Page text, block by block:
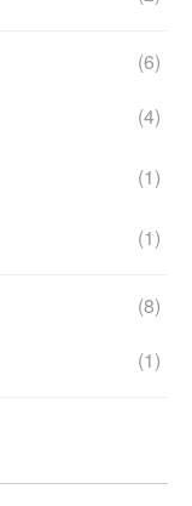
(6)
(4)
(1)
(1)
(8)
(1)